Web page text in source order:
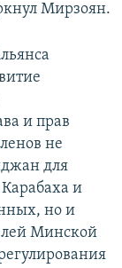
Мирзоян.
и прав
не
для
и
но и
Минской